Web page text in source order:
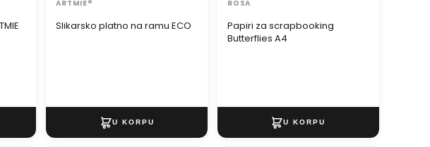
Slikarsko platno na ramu ECO
ARTMIE®
Papiri za scrapbooking
Butterflies A4
ROSA